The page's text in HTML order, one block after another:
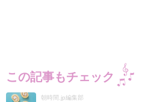
この記事もチェック
朝時間.jp編集部